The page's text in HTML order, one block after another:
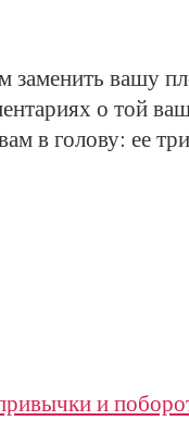
заменить вашу
о той
в голову: ее
и